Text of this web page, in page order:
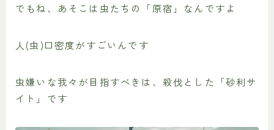
でもね、あそこは虫たちの「原宿」なんですよ
人(虫)口密度がすごいんです
虫嫌いな我々が目指すべきは、殺伐とした「砂利サ
イト」です